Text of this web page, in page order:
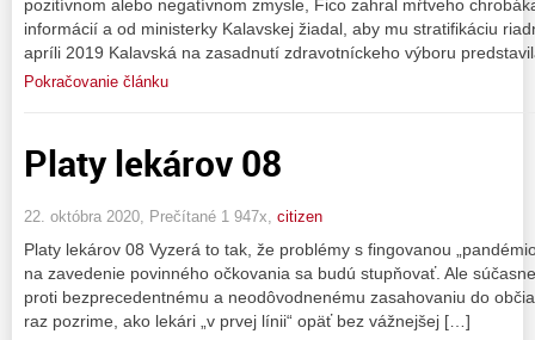
pozitívnom alebo negatívnom zmysle, Fico zahral mŕtveho
informácií a od ministerky Kalavskej žiadal, aby mu stratifikáciu
apríli 2019 Kalavská na zasadnutí zdravotníckeho výboru
Pokračovanie článku
Platy lekárov 08
22. októbra 2020, Prečítané 1 947x, citizen
Platy lekárov 08 Vyzerá to tak, že problémy s fingovanou
na zavedenie povinného očkovania sa budú stupňovať. Ale
proti bezprecedentnému a neodôvodnenému zasahovaniu do
raz pozrime, ako lekári „v prvej línii“ opäť bez vážnejšej […]